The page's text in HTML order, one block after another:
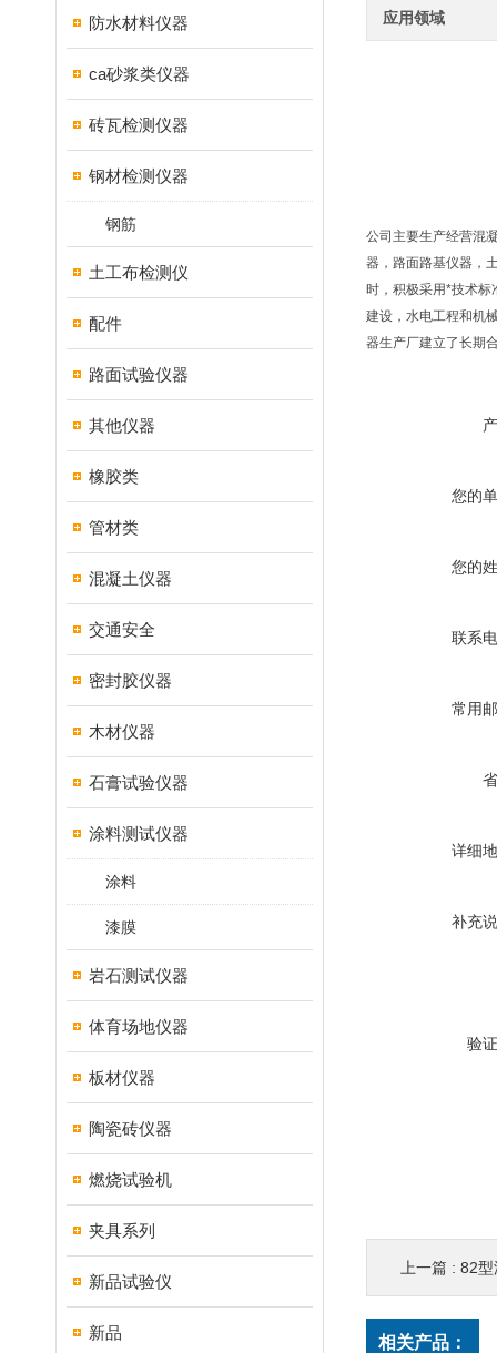
防水材料仪器
ca砂浆类仪器
砖瓦检测仪器
钢材检测仪器
钢筋
土工布检测仪
配件
路面试验仪器
其他仪器
橡胶类
管材类
混凝土仪器
交通安全
密封胶仪器
木材仪器
石膏试验仪器
涂料测试仪器
涂料
漆膜
岩石测试仪器
体育场地仪器
板材仪器
陶瓷砖仪器
燃烧试验机
夹具系列
新品试验仪
新品
应用领域
公司主要生产经营混
器，路面路基仪器，
时，积极采用*技术
建设，水电工程和机
器生产厂建立了长期
您的
您的
联系
常用
详细
补充
验
上一篇 : 82型
相关产品：